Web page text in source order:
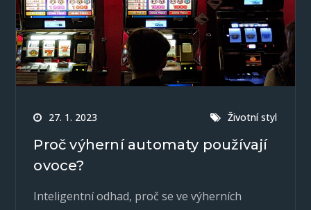
27. 1. 2023 Životní styl
Proč výherní automaty používají
ovoce?
Inteligentní odhad, proč se ve výherních